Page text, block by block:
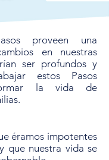
proveen una
en nuestras
ser profundos y
estos Pasos
la vida de
éramos impotentes
que nuestra vida se